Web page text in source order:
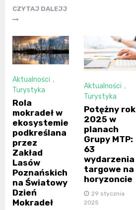
CZYTAJ DALEJJ
Aktualności ,
Turystyka
Rola
mokradeł w
ekosystemie
podkreślana
przez
Zakład
Lasów
Poznańskich
na Światowy
Dzień
Mokradeł
Aktualności ,
Turystyka
Potężny rok
2025 w
planach
Grupy MTP:
63
wydarzenia
targowe na
horyzoncie
29 stycznia
2025